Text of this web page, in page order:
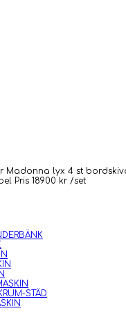
Madonna lyx 4 st
Pris 18900 kr /set
STÄD